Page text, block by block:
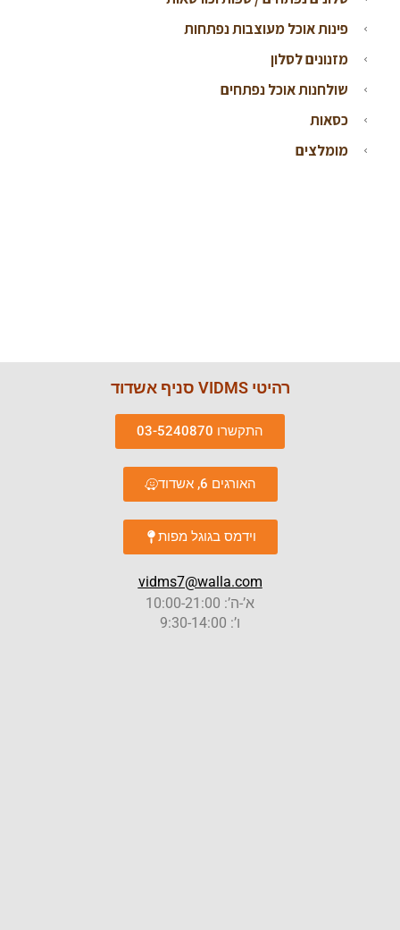
פינות אוכל מעוצבות נפתחות
מזנונים לסלון
שולחנות אוכל נפתחים
כסאות
מומלצים
רהיטי VIDMS סניף אשדוד
התקשרו 03-5240870
האורגים 6, אשדוד
וידמס בגוגל מפות
vidms7@walla.com
א’-ה’: 10:00-21:00
ו’: 9:30-14:00